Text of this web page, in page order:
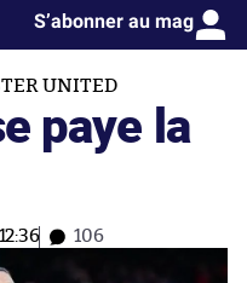
S’abonner au mag
UNITED
paye la
106